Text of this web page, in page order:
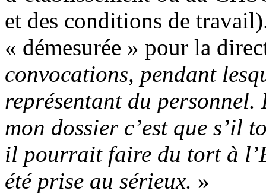
et des conditions de
« démesurée » pour la
convocations, pendant
représentant du personnel.
mon dossier c’est que s’il
il pourrait faire du tort à
été prise au sérieux. »